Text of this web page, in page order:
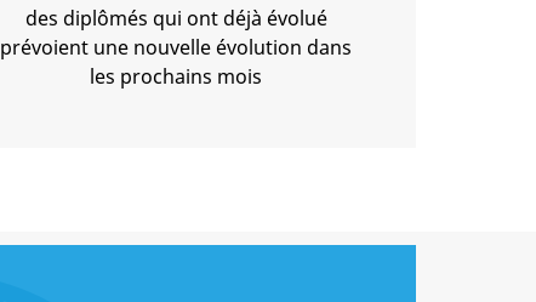
des diplômés qui ont déjà évolué
prévoient une nouvelle évolution dans
les prochains mois